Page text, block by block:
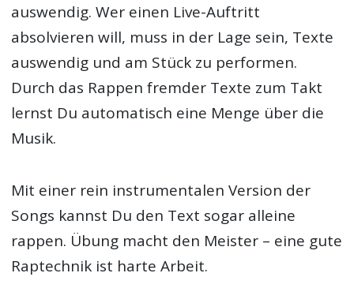
auswendig. Wer einen Live-Auftritt
absolvieren will, muss in der Lage sein, Texte
auswendig und am Stück zu performen.
Durch das Rappen fremder Texte zum Takt
lernst Du automatisch eine Menge über die
Musik.
Mit einer rein instrumentalen Version der
Songs kannst Du den Text sogar alleine
rappen. Übung macht den Meister – eine gute
Raptechnik ist harte Arbeit.